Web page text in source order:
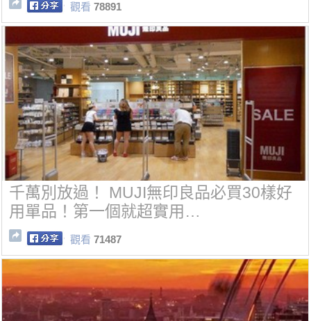
觀看 78891
千萬別放過！ MUJI無印良品必買30樣好
用單品！第一個就超實用…
觀看 71487